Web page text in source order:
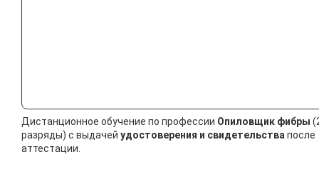
Дистанционное обучение по профессии Опиловщик фибры
разряды) с выдачей удостоверения и свидетельствапосле
аттестации.